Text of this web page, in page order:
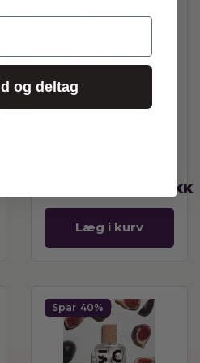
DKK
Læg i kurv
Spar 40%
og deltag